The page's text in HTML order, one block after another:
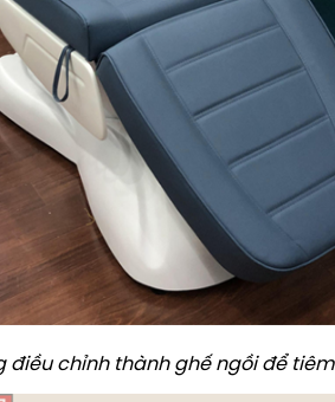
điều chỉnh thành ghế ngồi để tiêm